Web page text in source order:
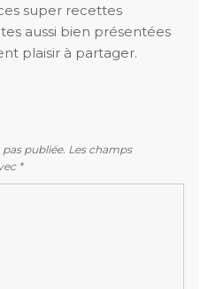
super recettes
aussi bien présentées
plaisir à partager.
publiée. Les champs
*